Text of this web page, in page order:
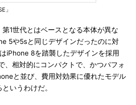
」
1世代とはベースとなる本体が異な
5や5sと同じデザインだったのに対
iPhone 8を踏襲したデザインを採用
、相対的にコンパクトで、かつパフォ
と並び、費用対効果に優れたモデル
いうわけだ。